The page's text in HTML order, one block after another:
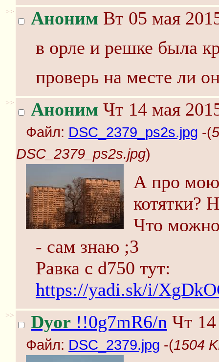
>> Аноним Вт 05 мая
в орле и решке была
проверь на месте ли
>> Аноним Чт 14 мая
Файл: DSC_2379_ps2s.jpg -(
DSC_2379_ps2s.jpg)
А про мою
котятки?
Что
- сам знаю ;3
Равка с d750 тут:
https://yadi.sk/i/
>> Dyor !!0g7mR6/n Чт
Файл: DSC_2379.jpg -(1504